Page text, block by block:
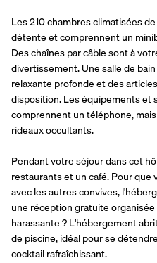
Les 210 chambres climatisées
détente et comprennent un
Des chaînes par câble sont à
divertissement. Une salle de
relaxante profonde et des
disposition. Les équipements et
comprennent un téléphone,
rideaux occultants.
Pendant votre séjour dans cet
restaurants et un café. Pour que
avec les autres convives,
une réception gratuite
harassante ? L'hébergement
de piscine, idéal pour se
cocktail rafraîchissant.